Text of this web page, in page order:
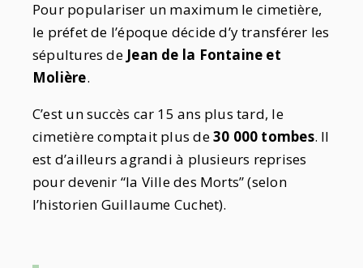
Pour populariser un maximum le cimetière,
le préfet de l’époque décide d’y transférer les
sépultures de Jean de la Fontaine et
Molière.
C’est un succès car 15 ans plus tard, le
cimetière comptait plus de30 000 tombes. Il
est d’ailleurs agrandi à plusieurs reprises
pour devenir “la Ville des Morts” (selon
l’historien Guillaume Cuchet).